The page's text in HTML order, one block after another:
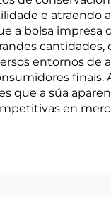
e atraendo
a bolsa impresa
cantidades,
entornos de
finais.
a súa
en